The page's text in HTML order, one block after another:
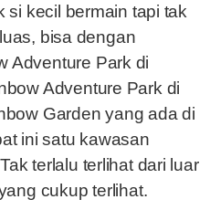
si kecil bermain tapi tak
bisa dengan
Adventure Park di
Adventure Park di
Garden yang ada di
ini satu kawasan
terlalu terlihat dari luar
cukup terlihat.